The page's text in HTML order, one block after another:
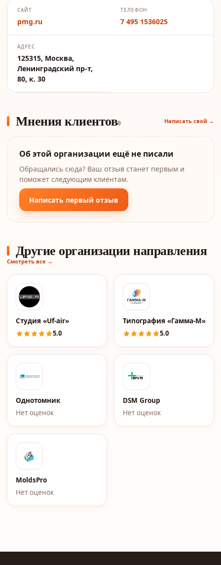
САЙТ
pmg.ru
ТЕЛЕФОН
7 495 1536025
АДРЕС
125315, Москва,
Ленинградский пр-т,
80, к. 30
Мнения клиентов0 Написать свой →
Об этой организации ещё не писали
Обращались сюда? Ваш отзыв станет первым и
поможет следующим клиентам.
Написать первый отзыв
Другие организации направления
Смотреть все →
Студия «Uf-air»
5.0
Типография «Гамма-М»
5.0
Однотомник
Нет оценок
DSM Group
Нет оценок
MoldsPro
Нет оценок